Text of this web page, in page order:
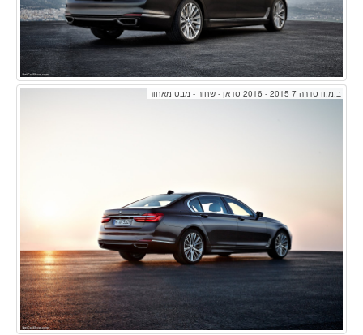
ב.מ.וו סדרה 7 2015 - 2016 סדאן - שחור - מבט מאחור